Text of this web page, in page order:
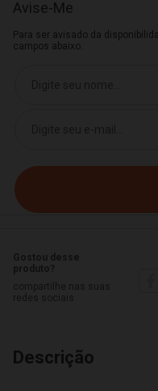
Avise-Me
Para ser avisado da
campos abaixo.
Descrição